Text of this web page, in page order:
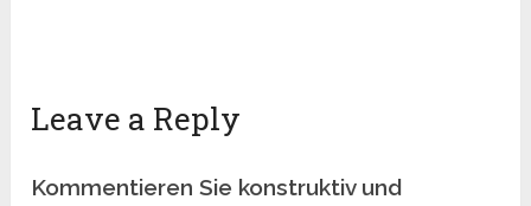
Leave a Reply
Kommentieren Sie konstruktiv und